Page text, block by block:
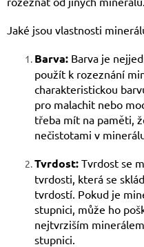
Jaké jsou vlastnosti
Barva: Barva je
použít k rozeznání
charakteristickou
pro malachit nebo
třeba mít na paměti,
nečistotami v
Tvrdost: Tvrdost se
tvrdosti, která se
tvrdostí. Pokud je
stupnici, může ho
nejtvrziším
stupnici.